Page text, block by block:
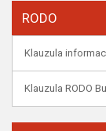
RODO
Klauzula
Klauzula RODO